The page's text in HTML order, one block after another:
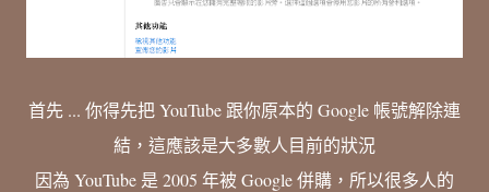
首先 ... 你得先把 YouTube 跟你原本的 Google 帳號解除連
結，這應該是大多數人目前的狀況
因為 YouTube 是 2005 年被 Google 併購，所以很多人的